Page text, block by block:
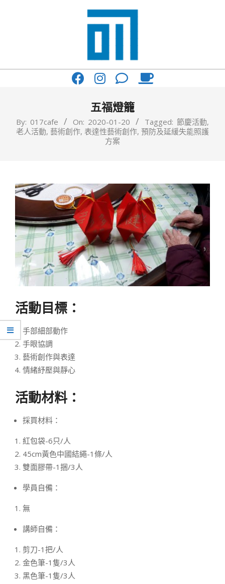
017
你
一
啡
館
五福燈籠
By: 017cafe On: 2020-01-20 Tagged: 節慶活動,
老人活動, 藝術創作, 表達性藝術創作, 預防及延緩失能照護
方案
活動目標：
手部細部動作
手眼協調
藝術創作與表達
情緒紓壓與靜心
活動材料：
採買材料：
紅包袋-6只/人
45cm黃色中國結繩-1條/人
雙面膠帶-1捆/3人
學員自備：
無
講師自備：
剪刀-1把/人
金色筆-1隻/3人
黑色筆-1隻/3人